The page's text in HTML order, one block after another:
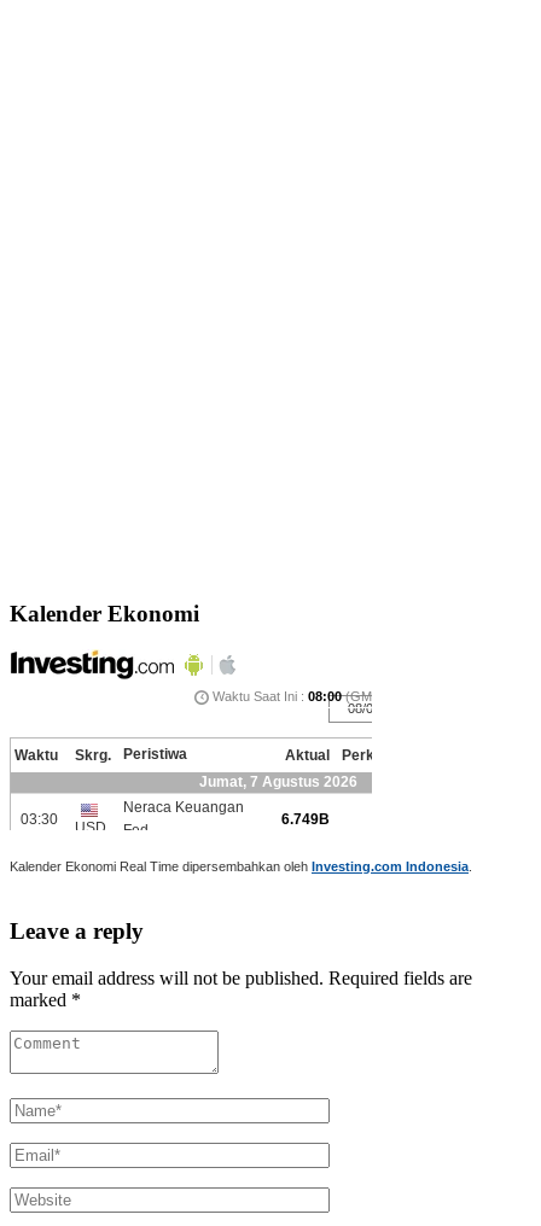
Kalender Ekonomi
Kalender Ekonomi Real Time dipersembahkan oleh Investing.com Indonesia
Leave a reply
Your email address will not be published. Required fields are
marked *